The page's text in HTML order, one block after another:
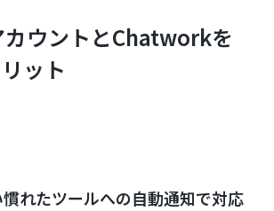
カウントとChatworkを
ット
れたツールへの自動通知で対応